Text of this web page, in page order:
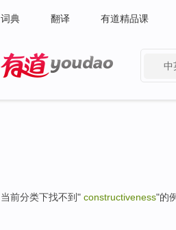
词典 翻译 有道精品课
中
当前分类下找不到" constructiveness"的